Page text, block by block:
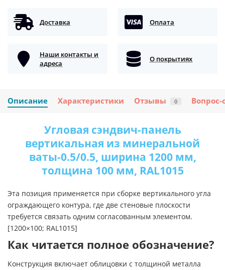
Доставка Оплата
Наши контакты и
адреса
О покрытиях
Описание Характеристики Отзывы 0 Вопрос-
Угловая сэндвич-панель
вертикальная из минеральной
ваты-0.5/0.5, ширина 1200 мм,
толщина 100 мм, RAL1015
Эта позиция применяется при сборке вертикального угла
ограждающего контура, где две стеновые плоскости
требуется связать одним согласованным элементом.
[1200×100; RAL1015]
Как читается полное обозначение?
Конструкция включает облицовки с толщиной металла